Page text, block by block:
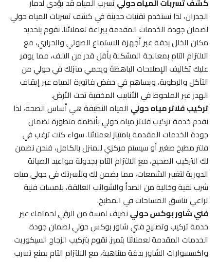
كشف تسربات المياه حوليتسرب المياه قد يؤدي لدمار
الجدران، لذا نستخدم تقنيات حديثة في كشف تسربات المياه حولي
لضمان جودة الخدمات المقدمة ببراعة لعملائنا. نقوم بتحديد
مكان الخلل بدقة عبر أجهزة الاستماع الصوتي والحراري، مع
الالتزام التام بمعالجة المشكلة بأقل قدر من التلف، مما يوفر
عليك تكاليف الإصلاحات الباهظة ويحمي منزلك في حولي من
التآكل والرطوبة، ويساهم في خفض فاتورة المياه عبر إيقاف
الهدر غير الملحوظ في الأنابيب المخفية تحت الأرض.
تركيب فلاتر مياه حوليالمياه النظيفة هي أساس الصحة، لذا
نقدم خدمة تركيب فلاتر مياه حولي بأنظمة متطورة لضمان
جودة الخدمات المقدمة بامتياز لعملائنا. سواء كنت ترغب في
فلتر مطبخ صغير أو سيستم مركزي للمنزل بالكامل، فنحن نضمن
لك التركيب الصحيح، مع الالتزام التام بجدولة مواعيد الصيانة
الدورية لتغيير الشمعات، مما يضمن لك ولأسرتك في حولي مياه
شرب نقية وخالية من الصدأ والشوائب العالقة، بلمسات فنية
تراعي تناسق المساحات في المطبخ.
فني شاور بوكس حولينضيف لمسة من الرقي لحمامك عبر
خدمة تركيب وتصليح فني شاور بوكس حولي لضمان جودة
الخدمات المقدمة لعملائنا بتميز. نقوم بتركيب الزجاج السيكوريت
واكسسوارات الشاور بدقة متناهية، مع الالتزام التام بمنع تسرب